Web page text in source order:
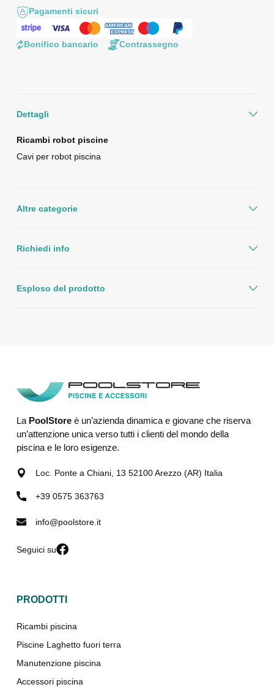
Pagamenti sicuri
Bonifico bancario Contrassegno
Dettagli
Ricambi robot piscine
Cavi per robot piscina
Altre categorie
Richiedi info
Esploso del prodotto
La PoolStoreè un’azienda dinamica e giovane che riserva
un’attenzione unica verso tutti i clienti del mondo della
piscina e le loro esigenze.
Loc. Ponte a Chiani, 13 52100 Arezzo (AR) Italia
+39 0575 363763
info@poolstore.it
Seguici su
PRODOTTI
Ricambi piscina
Piscine Laghetto fuori terra
Manutenzione piscina
Accessori piscina